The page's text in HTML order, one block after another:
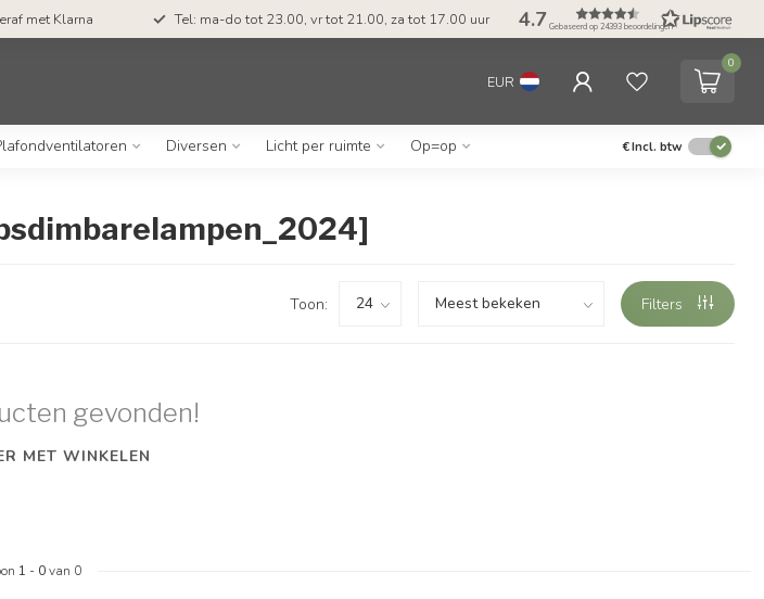
met Klarna Tel: ma-do tot 23.00, vr tot 21.00, za tot 17.00 uur 4.7 Gebaseerd op 24393 beoordelingen
EUR
0
Diversen Licht per ruimte Op=op €Incl. btw
Toon: Filters
gevonden!
MET WINKELEN
1 - 0van 0